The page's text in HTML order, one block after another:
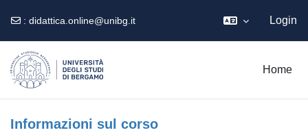
: didattica.online@unibg.it Login
Home
Informazioni sul corso